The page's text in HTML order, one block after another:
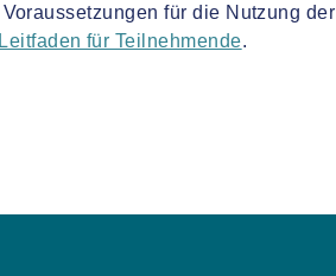
für die Nutzung der
für Teilnehmende.